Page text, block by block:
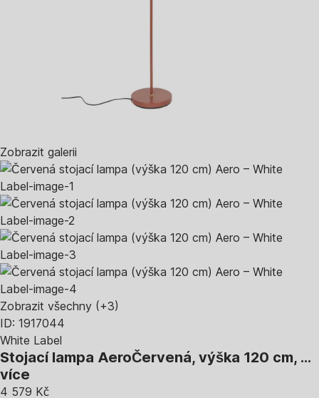
Zobrazit galerii
Zobrazit všechny (+3)
ID: 1917044
White Label
Stojací lampa AeroČervená, výška 120 cm, …
více
4 579 Kč